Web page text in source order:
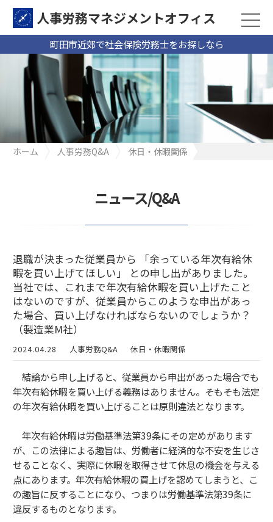
町田市近郊で社会保険労務士をお探しなら
人事労務マネジメントオフィス
ホーム 人事労務Q&A
休日・休暇関係
申出があった場合、買い上げなければならないのでしょうか？
ニュース/Q&A
退職が決まった従業員から 「余っている年次有給休
暇を買い上げてほしい」 との申し出がありました。
当社では、これまで年次有給休暇を買い上げたこと
はないのですが、従業員からこのような申出があっ
た場合、買い上げなければならないのでしょうか？
（製造業M社）
2024.04.28 人事労務Q&A 休日・休暇関係
結論から申し上げると、従業員から申出があった場合でも
年次有給休暇を買い上げる義務はありません。そもそも法定
の年次有給休暇を買い上げることは原則違法となります。
年次有給休暇は労働基準法第39条にその定めがあります
が、この法律による趣旨は、労働者に経済的な不安を生じさ
せることなく、実際に休暇を取得させて休息の機会を与える
点にあります。年次有給休暇の買上げを認めてしまうと、こ
の趣旨に反することになり、つまりは労働基準法第39条に
違反するものとなります。